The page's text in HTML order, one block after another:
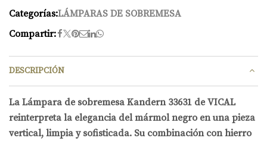
Categorías:LÁMPARAS DE SOBREMESA
Compartir:
DESCRIPCIÓN
La Lámpara de sobremesa Kandern 33631 de VICAL
reinterpreta la elegancia del mármol negro en una pieza
vertical, limpia y sofisticada. Su combinación con hierro